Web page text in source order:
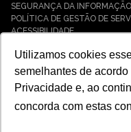
Utilizamos cookies
semelhantes de
Privacidade e, ao
concorda com estas
Cases
Soluções
Cyber Resilience
Cyber Governance
Hybrid Cloud &
Payment Solutions
SEGURANÇA DA INFORMAÇÃO
POLÍTICA DE GESTÃO DE
ACESSIBILIDADE